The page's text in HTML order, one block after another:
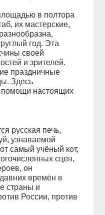
в полтора
их мастерские,
год. Эта
своей
и зрителей.
праздничные
Здесь
помощи настоящих
русская печь,
узнаваемой
самый учёный кот,
сцен,
он
времён в
страны и
России, против